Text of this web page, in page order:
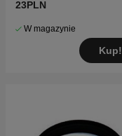
23PLN
W magazynie
Kup!